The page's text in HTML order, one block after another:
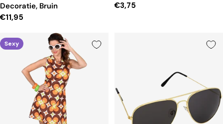
Decoratie, Bruin
Reguliere
€11,95
Reguliere
€3,75
Sexy